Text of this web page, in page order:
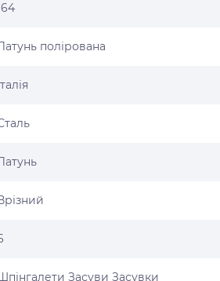
полірована
Засуви Засувки